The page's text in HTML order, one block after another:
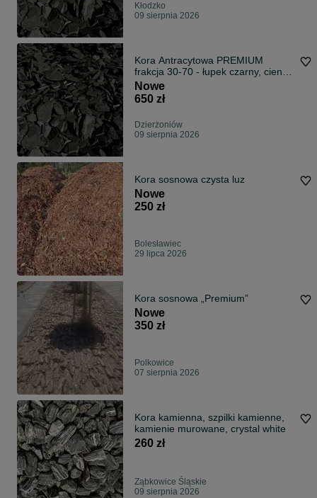
Kłodzko
09 sierpnia 2026
Kora Antracytowa PREMIUM
frakcja 30-70 - łupek czarny, cienko
łupany
Nowe
650 zł
Dzierżoniów
09 sierpnia 2026
Kora sosnowa czysta luz
Nowe
250 zł
Bolesławiec
29 lipca 2026
Kora sosnowa „Premium”
Nowe
350 zł
Polkowice
07 sierpnia 2026
Kora kamienna, szpilki kamienne,
kamienie murowane, crystal white
260 zł
Ząbkowice Śląskie
09 sierpnia 2026